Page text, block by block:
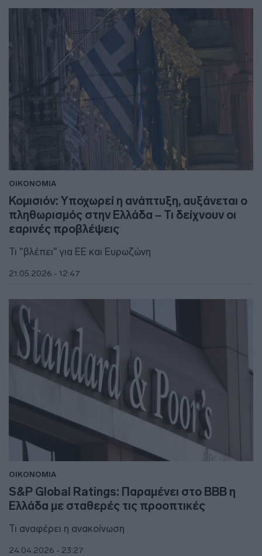
ΟΙΚΟΝΟΜΙΑ
Κομισιόν: Υποχωρεί η ανάπτυξη, αυξάνεται ο
πληθωρισμός στην Ελλάδα – Τι δείχνουν οι
εαρινές προβλέψεις
Τι "βλέπει" για ΕΕ και Ευρωζώνη
21.05.2026 - 12:47
ΟΙΚΟΝΟΜΙΑ
S&P Global Ratings: Παραμένει στο BBB η
Ελλάδα με σταθερές τις προοπτικές
Τι αναφέρει η ανακοίνωση
24.04.2026 - 23:27